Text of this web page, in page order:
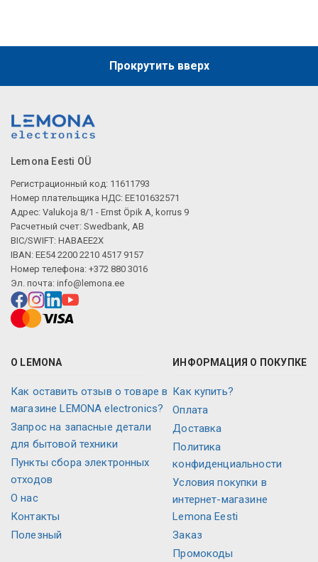
Прокрутить вверх
Lemona Eesti OÜ
Регистрационный код: 11611793
Номер плательщика НДС: EE101632571
Адрес: Valukoja 8/1 - Ernst Öpik A, korrus 9
Расчетный счет: Swedbank, AB
BIC/SWIFT: HABAEE2X
IBAN: EE54 2200 2210 4517 9157
Номер телефона: +372 880 3016
Эл. почта: info@lemona.ee
О LEMONA
Как оставить отзыв о товаре в
магазине LEMONA electronics?
Запрос на запасные детали
для бытовой техники
Пункты сбора электронных
отходов
О нас
Контакты
Полезный
ИНФОРМАЦИЯ О ПОКУПКЕ
Как купить?
Оплата
Доставка
Политика
конфиденциальности
Условия покупки в
интернет-магазине
Lemona Eesti
Заказ
Промокоды